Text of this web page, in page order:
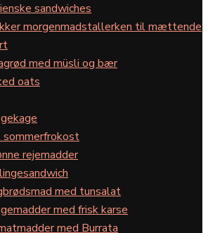
sandwiches
morgenmadstallerken til mættende
med müsli og bær
oats
sommerfrokost
rejemadder
med tunsalat
med frisk karse
med Burrata